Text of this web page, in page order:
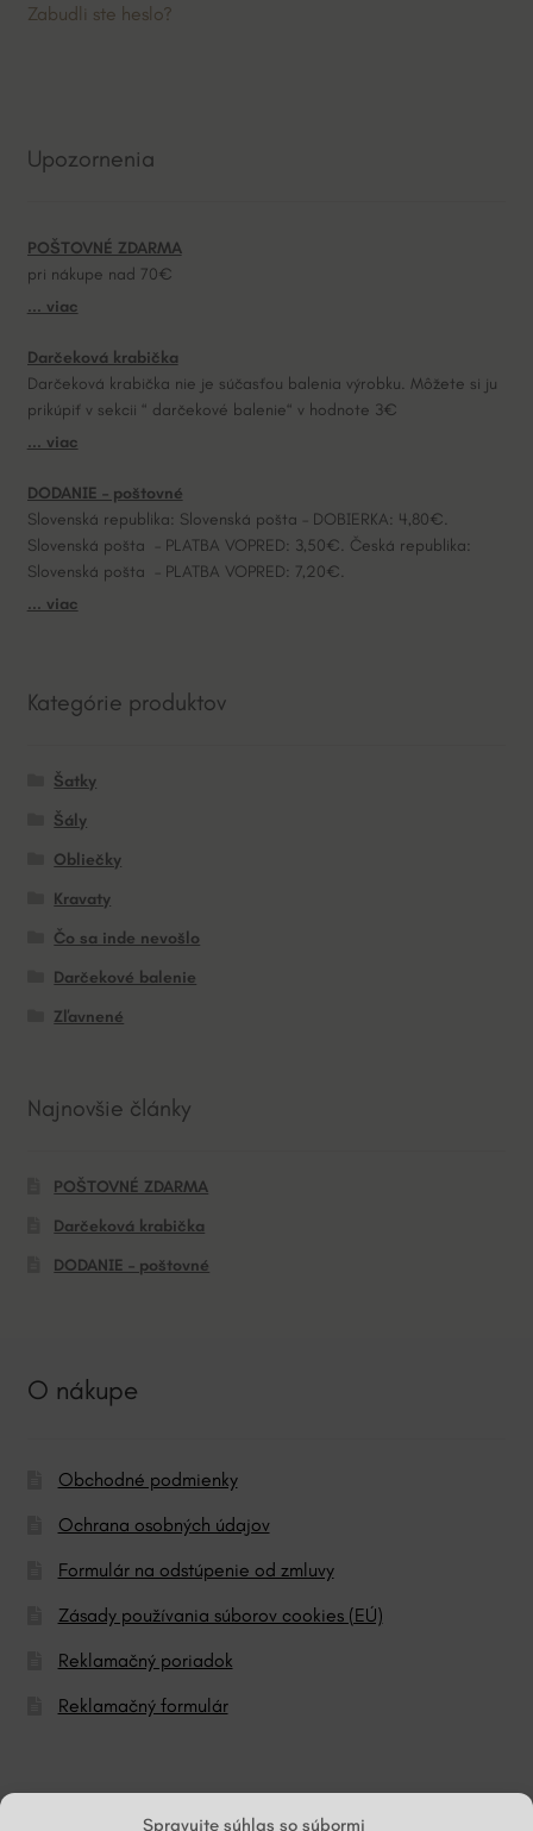
Spravujte súhlas so súbormi
r
v
Zabudli ste heslo?
Upozornenia
POŠTOVNÉ ZDARMA
pri nákupe nad 70€
... viac
Darčeková krabička
Darčeková krabička nie je súčasťou balenia výrobku. Môžete si ju
prikúpiť v sekcii “ darčekové balenie“ v hodnote 3€
... viac
DODANIE – poštovné
Slovenská republika: Slovenská pošta – DOBIERKA: 4,80€.
Slovenská pošta – PLATBA VOPRED: 3,50€. Česká republika:
Slovenská pošta – PLATBA VOPRED: 7,20€.
... viac
Kategórie produktov
Šatky
Šály
Obliečky
Kravaty
Čo sa inde nevošlo
Darčekové balenie
Zľavnené
Najnovšie články
POŠTOVNÉ ZDARMA
Darčeková krabička
DODANIE – poštovné
O nákupe
Obchodné podmienky
Ochrana osobných údajov
Formulár na odstúpenie od zmluvy
Zásady používania súborov cookies (EÚ)
Reklamačný poriadok
Reklamačný formulár